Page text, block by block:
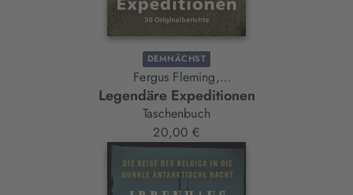
DEMNÄCHST
Fergus Fleming,
Annabel Merullo
Legendäre Expeditionen
Taschenbuch
20,00 €